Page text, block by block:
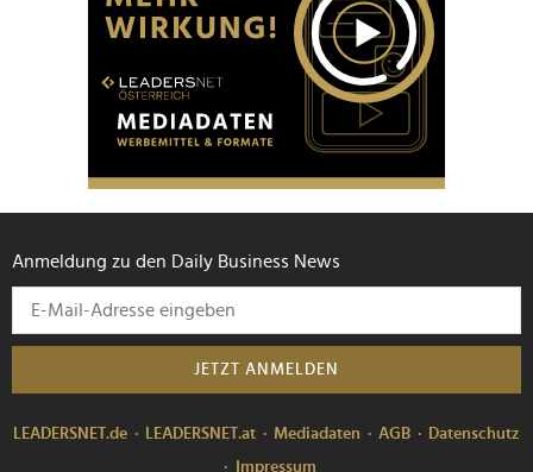
Anmeldung zu den Daily Business News
JETZT ANMELDEN
LEADERSNET.de LEADERSNET.at Mediadaten AGB
Datenschutz
Impressum